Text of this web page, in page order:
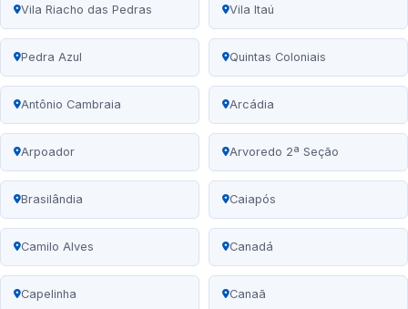
Vila Riacho das Pedras Vila Itaú
Pedra Azul Quintas Coloniais
Antônio Cambraia Arcádia
Arpoador Arvoredo 2ª Seção
Brasilândia Caiapós
Camilo Alves Canadá
Capelinha Canaã